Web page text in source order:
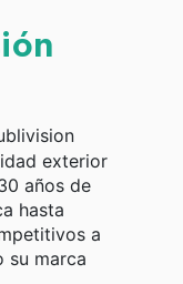
exterior
años de
hasta
a
su marca